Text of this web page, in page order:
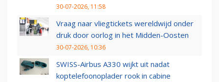
30-07-2026, 11:58
Vraag naar vliegtickets wereldwijd onder
druk door oorlog in het Midden-Oosten
30-07-2026, 10:36
SWISS-Airbus A330 wijkt uit nadat
koptelefoonoplader rook in cabine